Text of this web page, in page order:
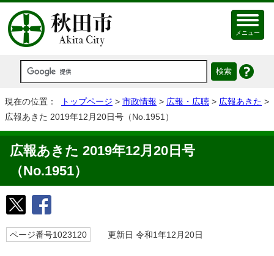
メニュー
現在の位置： トップページ > 市政情報 > 広報・広聴 > 広報あきた >
広報あきた 2019年12月20日号（No.1951）
広報あきた 2019年12月20日号
（No.1951）
ページ番号1023120 更新日 令和1年12月20日